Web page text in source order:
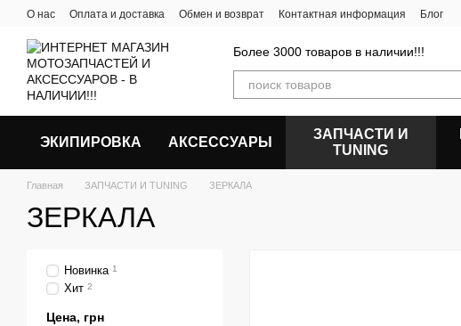
Перейти к основному контенту
О нас Оплата и доставка Обмен и возврат Контактная информация Блог
Более 3000 товаров в наличии!!!
ЭКИПИРОВКА АКСЕССУАРЫ
ЗАПЧАСТИ И
ТUNING
Главная ЗАПЧАСТИ И ТUNING ЗЕРКАЛА
ЗЕРКАЛА
Новинка 1
Хит 2
Цена, грн